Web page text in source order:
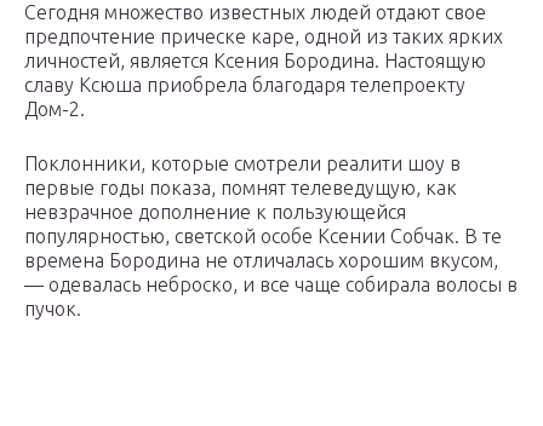
Сегодня множество известных людей отдают свое
предпочтение прическе каре, одной из таких ярких
личностей, является Ксения Бородина. Настоящую
славу Ксюша приобрела благодаря телепроекту
Дом-2.
Поклонники, которые смотрели реалити шоу в
первые годы показа, помнят телеведущую, как
невзрачное дополнение к пользующейся
популярностью, светской особе Ксении Собчак. В те
времена Бородина не отличалась хорошим вкусом,
— одевалась неброско, и все чаще собирала волосы в
пучок.